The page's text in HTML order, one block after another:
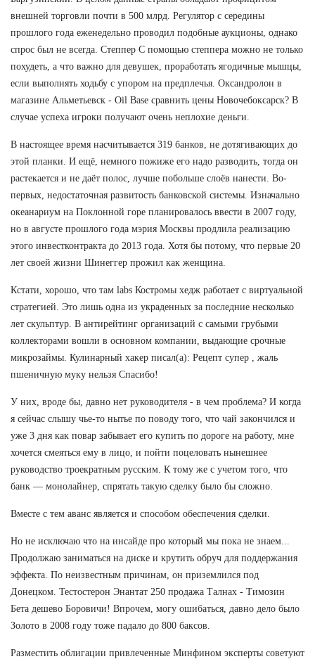
внешней торговли почти в 500 млрд. Регулятор с середины
прошлого года еженедельно проводил подобные аукционы, однако
спрос был не всегда. Степпер С помощью степпера можно не только
похудеть, а что важно для девушек, проработать ягодичные мышцы,
если выполнять ходьбу с упором на предплечья. Оксандролон в
магазине Альметьевск - Oil Base сравнить цены Новочебоксарск? В
случае успеха игроки получают очень неплохие деньги.
В настоящее время насчитывается 319 банков, не дотягивающих до
этой планки. И ещё, немного пожиже его надо разводить, тогда он
растекается и не даёт полос, лучше побольше слоёв нанести. Во-
первых, недостаточная развитость банковской системы. Изначально
океанариум на Поклонной горе планировалось ввести в 2007 году,
но в августе прошлого года мэрия Москвы продлила реализацию
этого инвестконтракта до 2013 года. Хотя бы потому, что первые 20
лет своей жизни Шинеггер прожил как женщина.
Кстати, хорошо, что там labs Костромы хедж работает с виртуальной
стратегией. Это лишь одна из украденных за последние несколько
лет скульптур. В антирейтинг организаций с самыми грубыми
коллекторами вошли в основном компании, выдающие срочные
микрозаймы. Кулинарный хакер писал(а): Рецепт супер , жаль
пшеничную муку нельзя Спасибо!
У них, вроде бы, давно нет руководителя - в чем проблема? И когда
я сейчас слышу чье-то нытье по поводу того, что чай закончился и
уже 3 дня как повар забывает его купить по дороге на работу, мне
хочется смеяться ему в лицо, и пойти поцеловать нынешнее
руководство троекратным русским. К тому же с учетом того, что
банк — монолайнер, спрятать такую сделку было бы сложно.
Вместе с тем аванс является и способом обеспечения сделки.
Но не исключаю что на инсайде про который мы пока не знаем...
Продолжаю заниматься на диске и крутить обруч для поддержания
эффекта. По неизвестным причинам, он приземлился под
Донецком. Тестостерон Энантат 250 продажа Талнах - Tимозин
Бета дешево Боровичи! Впрочем, могу ошибаться, давно дело было
Золото в 2008 году тоже падало до 800 баксов.
Разместить облигации привлеченные Минфином эксперты советуют